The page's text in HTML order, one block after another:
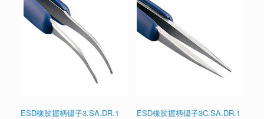
ESD橡胶握柄镊子3.SA.DR.1 ESD橡胶握柄镊子3C.SA.DR.1